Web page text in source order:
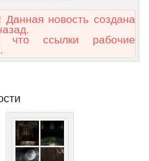
Данная новость создана
что ссылки рабочие